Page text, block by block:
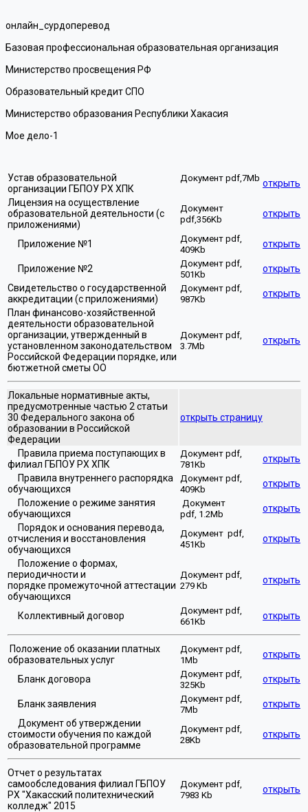
онлайн_сурдоперевод
Базовая профессиональная образовательная организация
Министерство просвещения РФ
Образовательный кредит СПО
Министерство образования Республики Хакасия
Мое дело-1
Устав образовательной
организации ГБПОУ РХ ХПК
Документ pdf,7Mb открыть
Лицензия на осуществление
образовательной деятельности (с
приложениями)
Документ
pdf,356Kb
открыть
Приложение №1
Документ pdf,
409Kb
открыть
Приложение №2
Документ pdf,
501Kb
открыть
Свидетельство о государственной
аккредитации (с приложениями)
Документ pdf,
987Kb
открыть
План финансово-хозяйственной
деятельности образовательной
организации, утвержденный в
установленном законодательством
Российской Федерации порядке, или
бютжетной сметы ОО
Документ pdf,
3.7Mb
открыть
Локальные нормативные акты,
предусмотренные частью 2 статьи
30 Федерального закона об
образовании в Российской
Федерации
открыть страницу
Правила приема поступающих в
филиал ГБПОУ РХ ХПК
Документ pdf,
781Kb
открыть
Правила внутреннего распорядка
обучающихся
Документ pdf,
409Kb
открыть
Положение о режиме занятия
обучающихся
Документ
pdf, 1.2Mb
открыть
Порядок и основания перевода,
отчисления и восстановления
обучающихся
Документ pdf,
451Kb
открыть
Положение о формах,
периодичности и
порядке промежуточной аттестации
обучающихся
Документ pdf,
279 Kb
открыть
Коллективный договор
Документ pdf,
661Kb
открыть
Положение об оказании платных
образовательных услуг
Документ pdf,
1Mb
открыть
Бланк договора
Документ pdf,
325Kb
открыть
Бланк заявления
Документ pdf,
7Mb
открыть
Документ об утверждении
стоимости обучения по каждой
образовательной программе
Документ pdf,
28Kb
открыть
Отчет о результатах
самообследования филиал ГБПОУ
РХ "Хакасский политехнический
колледж" 2015
Документ pdf,
7983 Kb
открыть